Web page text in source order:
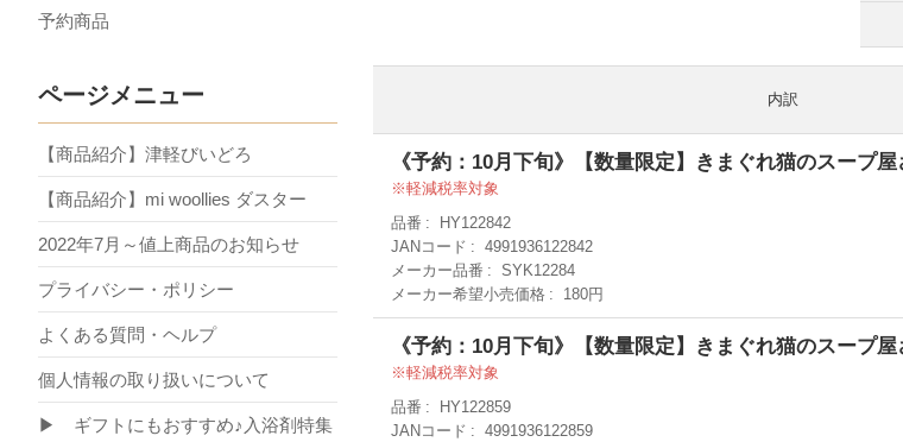
内訳
《予約：10月下旬》【数量限定】きまぐれ猫のスープ
軽減税率対象
品番
HY122842
JANコード
4991936122842
メーカー品番
SYK12284
メーカー希望小売価格
180円
《予約：10月下旬》【数量限定】きまぐれ猫のスープ
軽減税率対象
品番
HY122859
JANコード
4991936122859
予約商品
ページメニュー
【商品紹介】津軽びいどろ
【商品紹介】mi woollies ダスター
2022年7月～値上商品のお知らせ
プライバシー・ポリシー
よくある質問・ヘルプ
個人情報の取り扱いについて
▶ ギフトにもおすすめ♪入浴剤特集